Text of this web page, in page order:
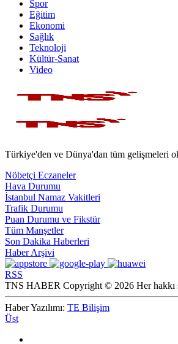
Spor
Eğitim
Ekonomi
Sağlık
Teknoloji
Kültür-Sanat
Video
Türkiye'den ve Dünya'dan tüm gelişmeleri
Nöbetçi Eczaneler
Hava Durumu
İstanbul Namaz Vakitleri
Trafik Durumu
Puan Durumu ve Fikstür
Tüm Manşetler
Son Dakika Haberleri
Haber Arşivi
RSS
TNS HABER Copyright © 2026 Her hakkı
Haber Yazılımı: TE Bilişim
Üst